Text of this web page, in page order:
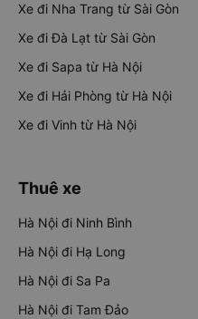
Xe đi Nha Trang từ Sài Gòn
Xe đi Đà Lạt từ Sài Gòn
Xe đi Sapa từ Hà Nội
Xe đi Hải Phòng từ Hà Nội
Xe đi Vinh từ Hà Nội
Thuê xe
Hà Nội đi Ninh Bình
Hà Nội đi Hạ Long
Hà Nội đi Sa Pa
Hà Nội đi Tam Đảo